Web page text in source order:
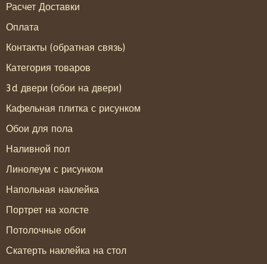
Расчет Доставки
Оплата
Контакты (обратная связь)
Категория товаров
3d двери (обои на двери)
Кафельная плитка с рисунком
Обои для пола
Наливной пол
Линолеум с рисунком
Напольная наклейка
Портрет на холсте
Потолочные обои
Скатерть наклейка на стол